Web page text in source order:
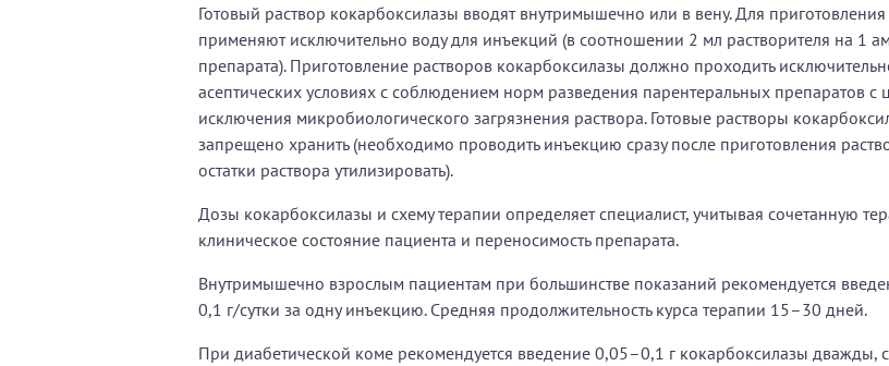
Готовый раствор кокарбоксилазы вводят внутримышечно или в вену. Для приготовления
применяют исключительно воду для инъекций (в соотношении 2 мл растворителя на 1
препарата). Приготовление растворов кокарбоксилазы должно проходить
асептических условиях с соблюдением норм разведения парентеральных препаратов с
исключения микробиологического загрязнения раствора. Готовые растворы
запрещено хранить (необходимо проводить инъекцию сразу после приготовления
остатки раствора утилизировать).
Дозы кокарбоксилазы и схему терапии определяет специалист, учитывая сочетанную
клиническое состояние пациента и переносимость препарата.
Внутримышечно взрослым пациентам при большинстве показаний рекомендуется
0,1 г/сутки за одну инъекцию. Средняя продолжительность курса терапии 15–30 дней.
При диабетической коме рекомендуется введение 0,05–0,1 г кокарбоксилазы дважды, с